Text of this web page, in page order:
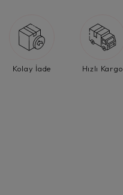
Kolay İade Hızlı Kargo